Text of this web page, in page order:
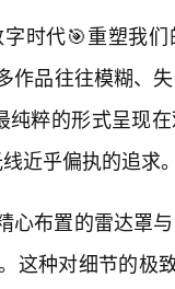
时代🎯重塑我
作品往往模糊、
纯粹的形式呈现
近乎偏执的追求。
心布置的雷达罩
这种对细节的极